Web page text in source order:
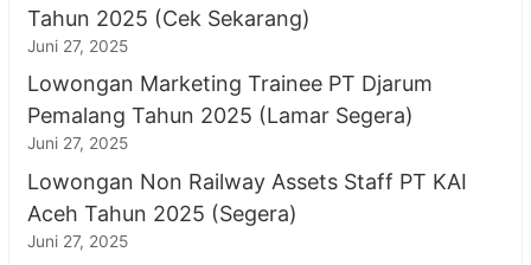
Tahun 2025 (Cek Sekarang)
Juni 27, 2025
Lowongan Marketing Trainee PT Djarum
Pemalang Tahun 2025 (Lamar Segera)
Juni 27, 2025
Lowongan Non Railway Assets Staff PT KAI
Aceh Tahun 2025 (Segera)
Juni 27, 2025